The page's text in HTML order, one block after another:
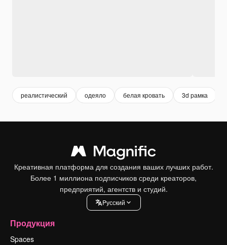
реалистический одеяло белая кровать 3d рамка
Креативная платформа для создания ваших лучших работ.
Более 1 миллиона подписчиков среди креаторов,
предприятий, агентств и студий.
Pусский
Продукция
Spaces